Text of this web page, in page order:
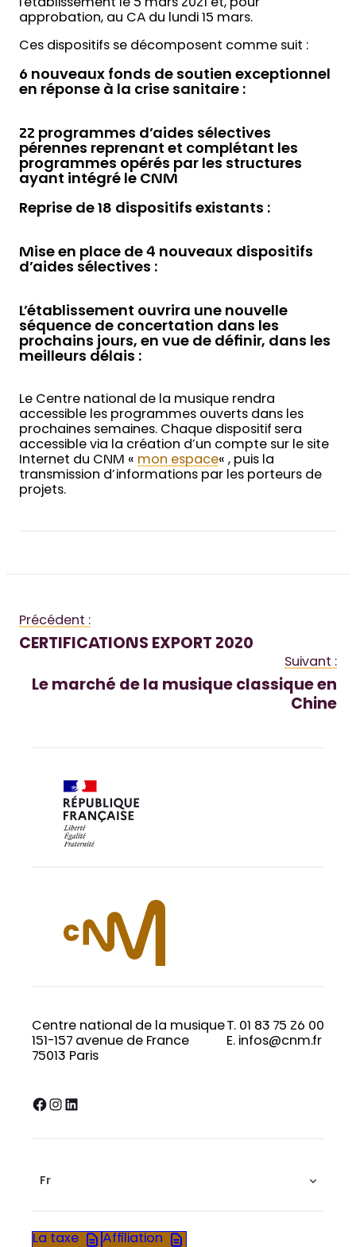
l’établissement le 5 mars 2021 et, pour
approbation, au CA du lundi 15 mars.
Ces dispositifs se décomposent comme suit :
6 nouveaux fonds de soutien exceptionnel
en réponse à la crise sanitaire :
22 programmes d’aides sélectives
pérennes reprenant et complétant les
programmes opérés par les structures
ayant intégré le CNM
Reprise de 18 dispositifs existants :
Mise en place de 4 nouveaux dispositifs
d’aides sélectives :
L’établissement ouvrira une nouvelle
séquence de concertation dans les
prochains jours, en vue de définir, dans les
meilleurs délais :
Le Centre national de la musique rendra
accessible les programmes ouverts dans les
prochaines semaines. Chaque dispositif sera
accessible via la création d’un compte sur le site
Internet du CNM « mon espace« , puis la
transmission d’informations par les porteurs de
projets.
Précédent :
CERTIFICATIONS EXPORT 2020
Suivant :
Le marché de la musique classique en
Chine
Centre national de la musique
151-157 avenue de France
75013 Paris
T. 01 83 75 26 00
E. infos@cnm.fr
Facebook InstagramLinkedIn
Fr
La taxe Affiliation